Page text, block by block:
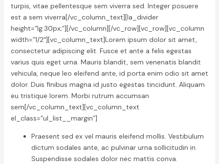
turpis, vitae pellentesque sem viverra sed. Integer posuere
est a sem viverra[/vc_column_text][la_divider
height=”lg:30px;”][/vc_column][/vc_row][vc_row][vc_column
width=”1/2″][vc_column_text]Lorem ipsum dolor sit amet,
consectetur adipiscing elit. Fusce et ante a felis egestas
varius quis eget urna. Mauris blandit, sem venenatis blandit
vehicula, neque leo eleifend ante, id porta enim odio sit amet
dolor. Duis finibus magna id justo egestas tincidunt. Aliquam
eu tristique lorem. Morbi rutrum accumsan
sem[/vc_column_text][vc_column_text
el_class=”ul_list__margin”]
Praesent sed ex vel mauris eleifend mollis. Vestibulum
dictum sodales ante, ac pulvinar urna sollicitudin in.
Suspendisse sodales dolor nec mattis conva.